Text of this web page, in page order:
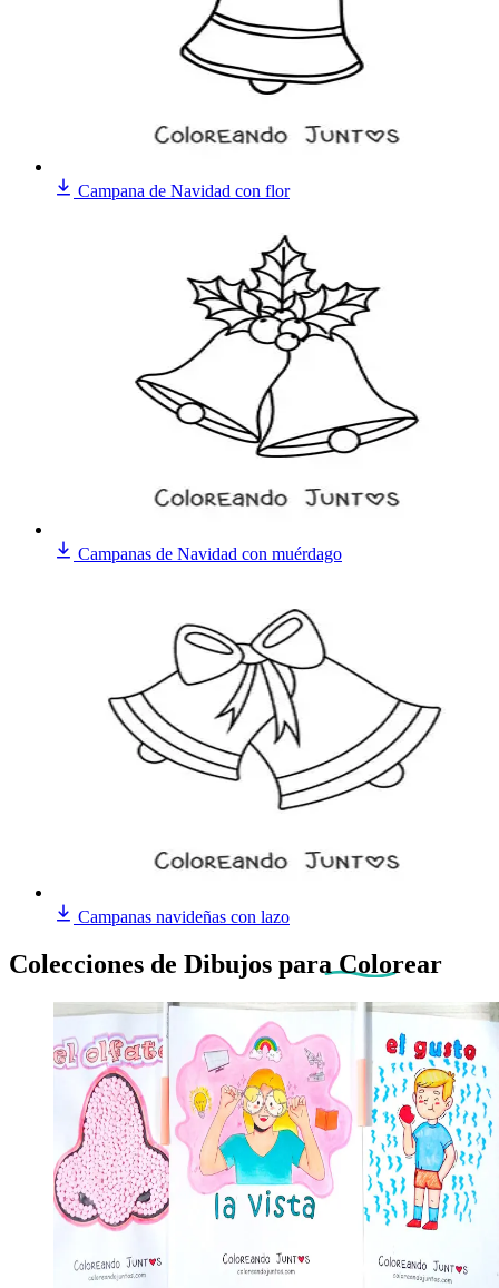
Campana de Navidad con flor
Campanas de Navidad con muérdago
Campanas navideñas con lazo
Colecciones de Dibujos para Colorear